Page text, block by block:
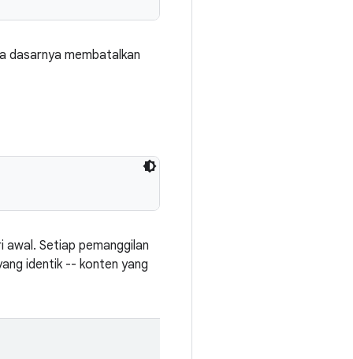
dasarnya membatalkan
Setiap pemanggilan
identik -- konten yang